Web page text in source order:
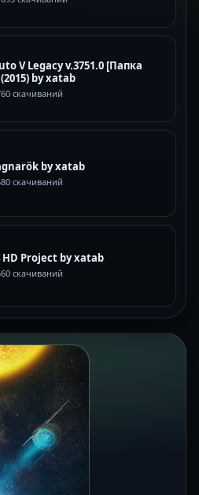
V Legacy v.3751.0 [Папка
by xatab
скачиваний
by xatab
скачиваний
HD Project by xatab
скачиваний